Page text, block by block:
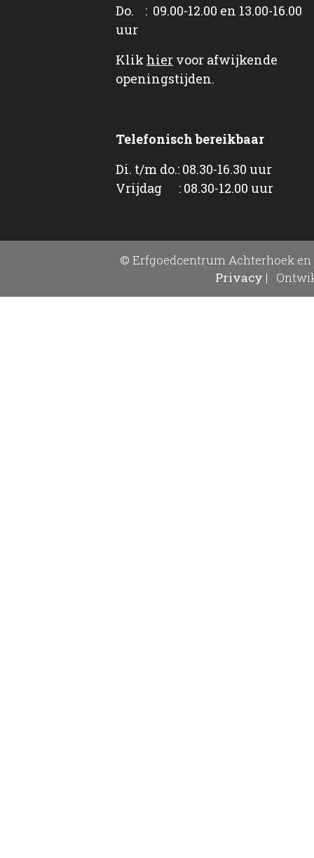
Do. : 09.00-12.00 en 13.00-16.00
uur
Klik hier voor afwijkende
openingstijden.
Telefonisch bereikbaar
Di. t/m do.: 08.30-16.30 uur
Vrijdag : 08.30-12.00 uur
© Erfgoedcentrum Achterhoek en
Privacy |